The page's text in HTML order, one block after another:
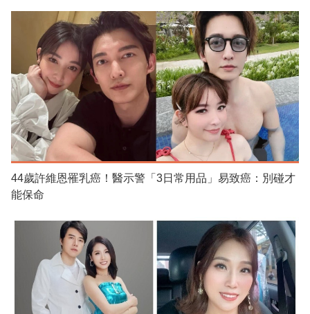
44歲許維恩罹乳癌！醫示警「3日常用品」易致癌：別碰才
能保命